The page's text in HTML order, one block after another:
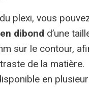
plexi, vous
dibond d’une
sur le contour,
de la matière.
en